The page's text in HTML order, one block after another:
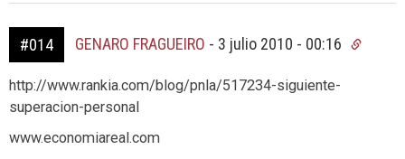
#014 GENARO FRAGUEIRO - 3 julio 2010 - 00:16
http://www.rankia.com/blog/pnla/517234-siguiente-
superacion-personal
www.economiareal.com